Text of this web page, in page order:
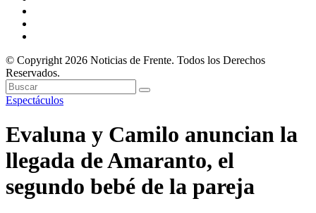
© Copyright 2026 Noticias de Frente. Todos los Derechos
Reservados.
Espectáculos
Evaluna y Camilo anuncian la
llegada de Amaranto, el
segundo bebé de la pareja